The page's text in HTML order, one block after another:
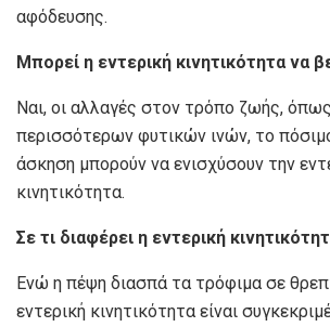
αφόδευσης.
Μπορεί η εντερική κινητικότητα να
Ναι, οι αλλαγές στον τρόπο ζωής,
περισσότερων φυτικών ινών, το
άσκηση μπορούν να ενισχύσουν την
κινητικότητα.
Σε τι διαφέρει η εντερική
Ενώ η πέψη διασπά τα τρόφιμα σε
εντερική κινητικότητα είναι